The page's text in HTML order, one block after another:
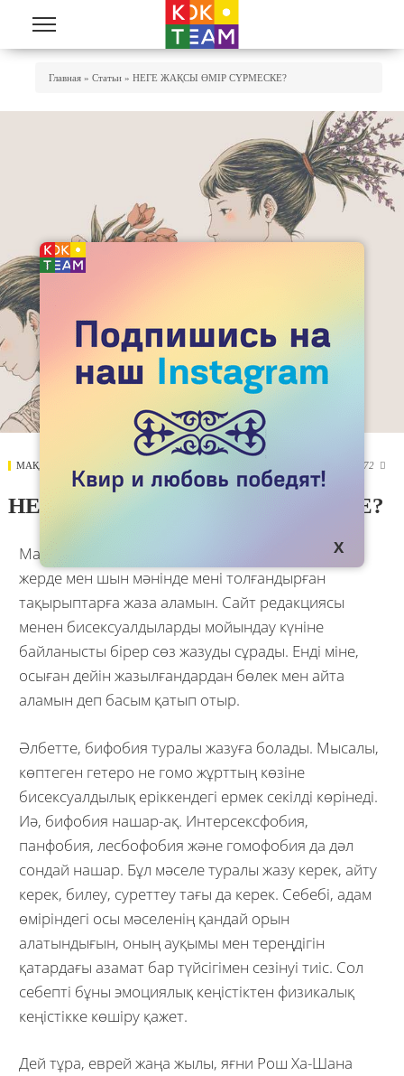
Главная » Статьи » НЕГЕ ЖАҚСЫ ӨМІР СҮРМЕСКЕ?
МАҚАЛАЛАР 3972 
НЕГЕ ЖАҚСЫ ӨМІР СҮРМЕСКЕ?
Маған Kok.team үшін мақала жазған ұнайды. Бұл
жерде мен шын мәнінде мені толғандырған
тақырыптарға жаза аламын. Сайт редакциясы
менен бисексуалдыларды мойындау күніне
байланысты бірер сөз жазуды сұрады. Енді міне,
осыған дейін жазылғандардан бөлек мен айта
аламын деп басым қатып отыр.
Әлбетте, бифобия туралы жазуға болады. Мысалы,
көптеген гетеро не гомо жұрттың көзіне
бисексуалдылық еріккендегі ермек секілді көрінеді.
Иә, бифобия нашар-ақ. Интерсексфобия,
панфобия, лесбофобия және гомофобия да дәл
сондай нашар. Бұл мәселе туралы жазу керек, айту
керек, билеу, суреттеу тағы да керек. Себебі, адам
өміріндегі осы мәселенің қандай орын
алатындығын, оның ауқымы мен тереңдігін
қатардағы азамат бар түйсігімен сезінуі тиіс. Сол
себепті бұны эмоциялық кеңістіктен физикалық
кеңістікке көшіру қажет.
Дей тұра, еврей жаңа жылы, яғни Рош Ха-Шана